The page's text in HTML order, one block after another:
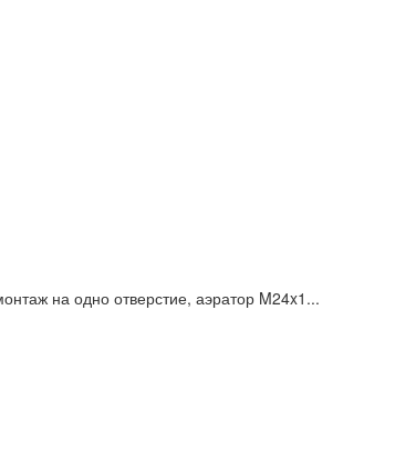
на одно отверстие, аэратор M24x1...